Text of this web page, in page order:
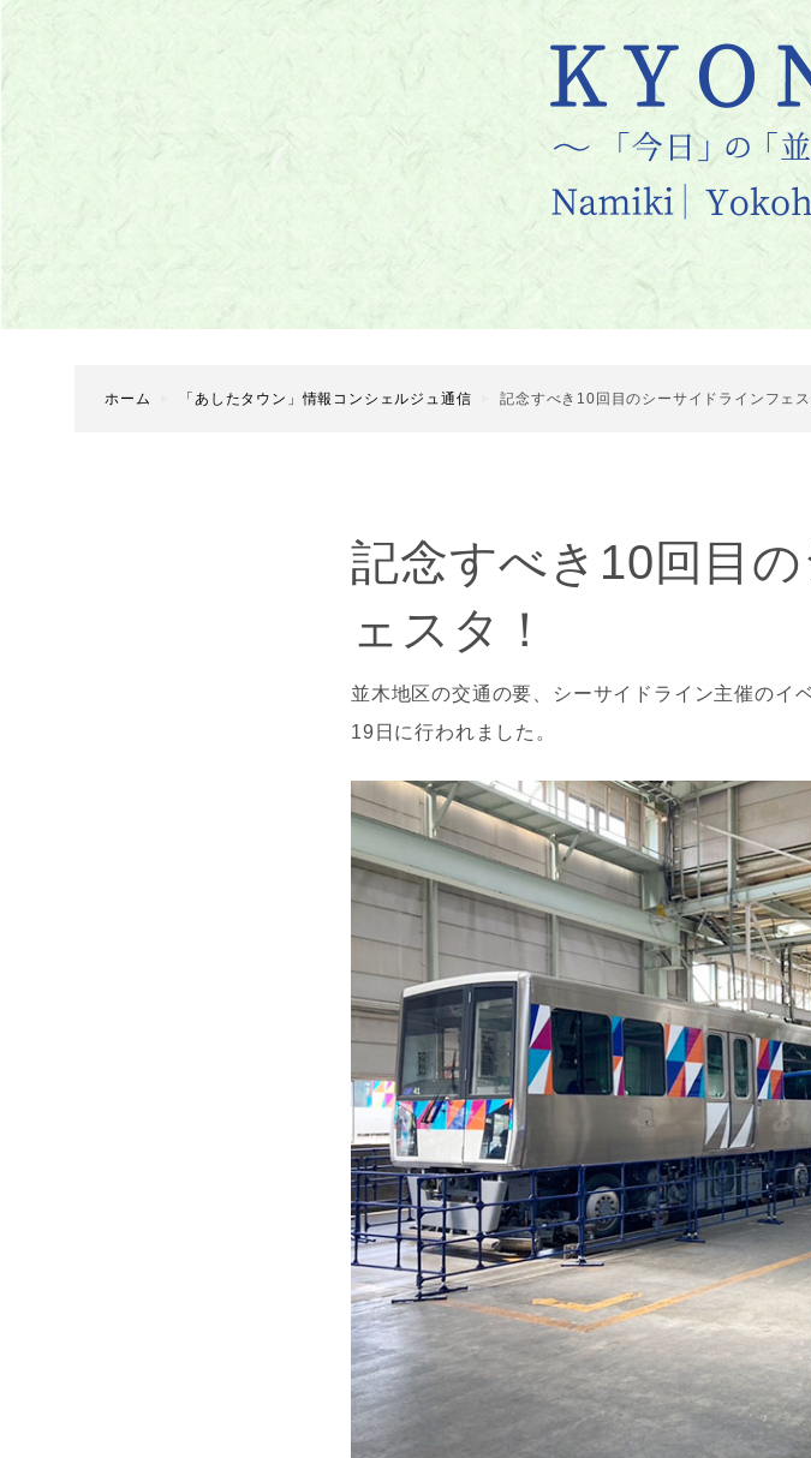
ホーム 「あしたタウン」情報コンシェルジュ通信 記念すべき10回目のシーサイドラインフェス
記念すべき10回目
ェスタ！
並木地区の交通の要、シーサイドライン主催のイ
19日に行われました。